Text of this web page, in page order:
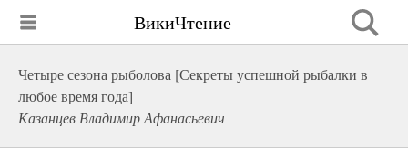
ВикиЧтение
Четыре сезона рыболова [Секреты успешной рыбалки в
любое время года]
Казанцев Владимир Афанасьевич